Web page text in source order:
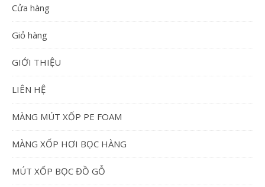
Cửa hàng
Giỏ hàng
GIỚI THIỆU
LIÊN HỆ
MÀNG MÚT XỐP PE FOAM
MÀNG XỐP HƠI BỌC HÀNG
MÚT XỐP BỌC ĐỒ GỖ